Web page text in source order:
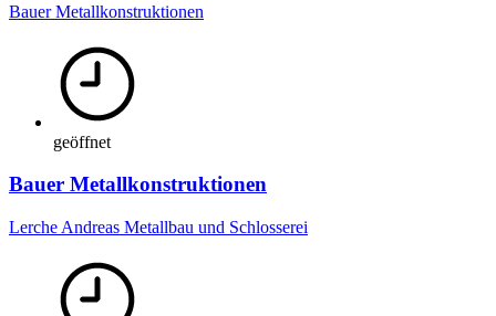
Bauer Metallkonstruktionen
geöffnet
Bauer Metallkonstruktionen
Lerche Andreas Metallbau und Schlosserei